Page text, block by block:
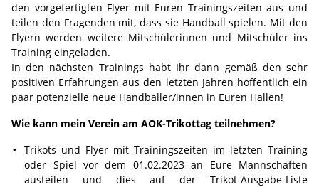
den vorgefertigten Flyer mit Euren Trainingszeiten aus und
teilen den Fragenden mit, dass sie Handball spielen. Mit den
Flyern werden weitere Mitschülerinnen und Mitschüler ins
Training eingeladen.
In den nächsten Trainings habt Ihr dann gemäß den sehr
positiven Erfahrungen aus den letzten Jahren hoffentlich ein
paar potenzielle neue Handballer/innen in Euren Hallen!
Wie kann mein Verein am AOK-Trikottag teilnehmen?
Trikots und Flyer mit Trainingszeiten im letzten Training
oder Spiel vor dem 01.02.2023 an Eure Mannschaften
austeilen und dies auf der Trikot-Ausgabe-Liste